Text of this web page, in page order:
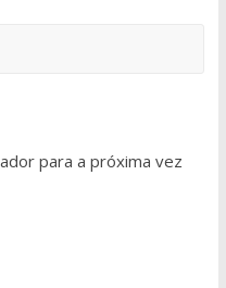
para a próxima vez